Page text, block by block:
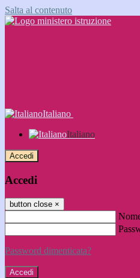
Salta al contenuto
Italiano
Italiano
Accedi
Accedi
button close ×
Password dimenticata?